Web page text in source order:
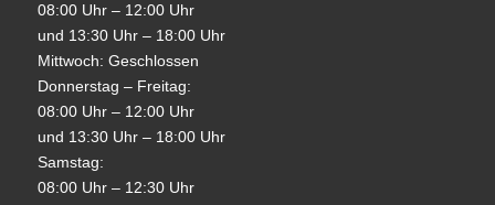
08:00 Uhr – 12:00 Uhr
und 13:30 Uhr – 18:00 Uhr
Mittwoch: Geschlossen
Donnerstag – Freitag:
08:00 Uhr – 12:00 Uhr
und 13:30 Uhr – 18:00 Uhr
Samstag:
08:00 Uhr – 12:30 Uhr